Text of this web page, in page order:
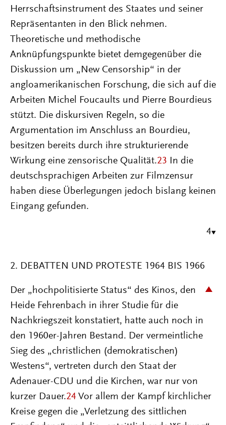
Herrschaftsinstrument des Staates und seiner
Repräsentanten in den Blick nehmen.
Theoretische und methodische
Anknüpfungspunkte bietet demgegenüber die
Diskussion um „New Censorship“ in der
angloamerikanischen Forschung, die sich auf die
Arbeiten Michel Foucaults und Pierre Bourdieus
stützt. Die diskursiven Regeln, so die
Argumentation im Anschluss an Bourdieu,
besitzen bereits durch ihre strukturierende
Wirkung eine zensorische Qualität.23 In die
deutschsprachigen Arbeiten zur Filmzensur
haben diese Überlegungen jedoch bislang keinen
Eingang gefunden.
4
2. DEBATTEN UND PROTESTE 1964 BIS 1966
Der „hochpolitisierte Status“ des Kinos, den
Heide Fehrenbach in ihrer Studie für die
Nachkriegszeit konstatiert, hatte auch noch in
den 1960er-Jahren Bestand. Der vermeintliche
Sieg des „christlichen (demokratischen)
Westens“, vertreten durch den Staat der
Adenauer-CDU und die Kirchen, war nur von
kurzer Dauer.24 Vor allem der Kampf kirchlicher
Kreise gegen die „Verletzung des sittlichen